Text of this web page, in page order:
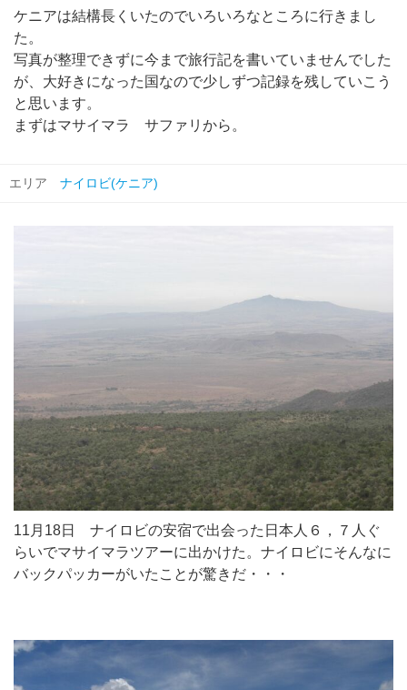
ケニアは結構長くいたのでいろいろなところに行きまし
た。
写真が整理できずに今まで旅行記を書いていませんでした
が、大好きになった国なので少しずつ記録を残していこう
と思います。
まずはマサイマラ サファリから。
エリア ナイロビ(ケニア)
11月18日 ナイロビの安宿で出会った日本人６，７人ぐ
らいでマサイマラツアーに出かけた。ナイロビにそんなに
バックパッカーがいたことが驚きだ・・・